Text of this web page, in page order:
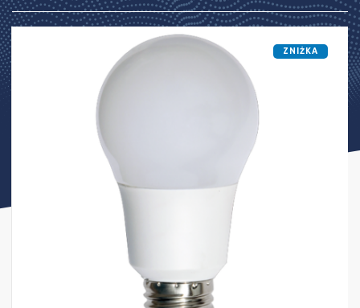
ZNIŻKA